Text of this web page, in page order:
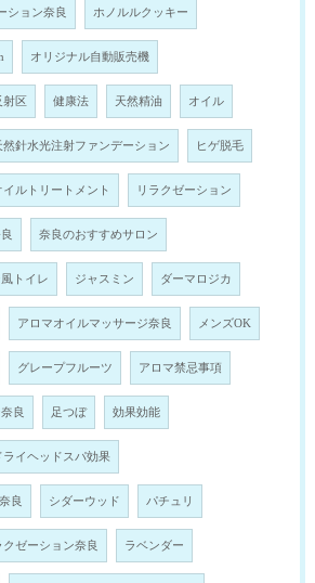
ション奈良 ホノルルクッキー
オリジナル自動販売機
射区 健康法 天然精油 オイル
然針水光注射ファンデーション ヒゲ脱毛
イルトリートメント リラクゼーション
奈良のおすすめサロン
トイレ ジャスミン ダーマロジカ
アロマオイルマッサージ奈良 メンズOK
グレープフルーツ アロマ禁忌事項
良 足つぼ 効果効能
ライヘッドスパ効果
良 シダーウッド パチュリ
クゼーション奈良 ラベンダー